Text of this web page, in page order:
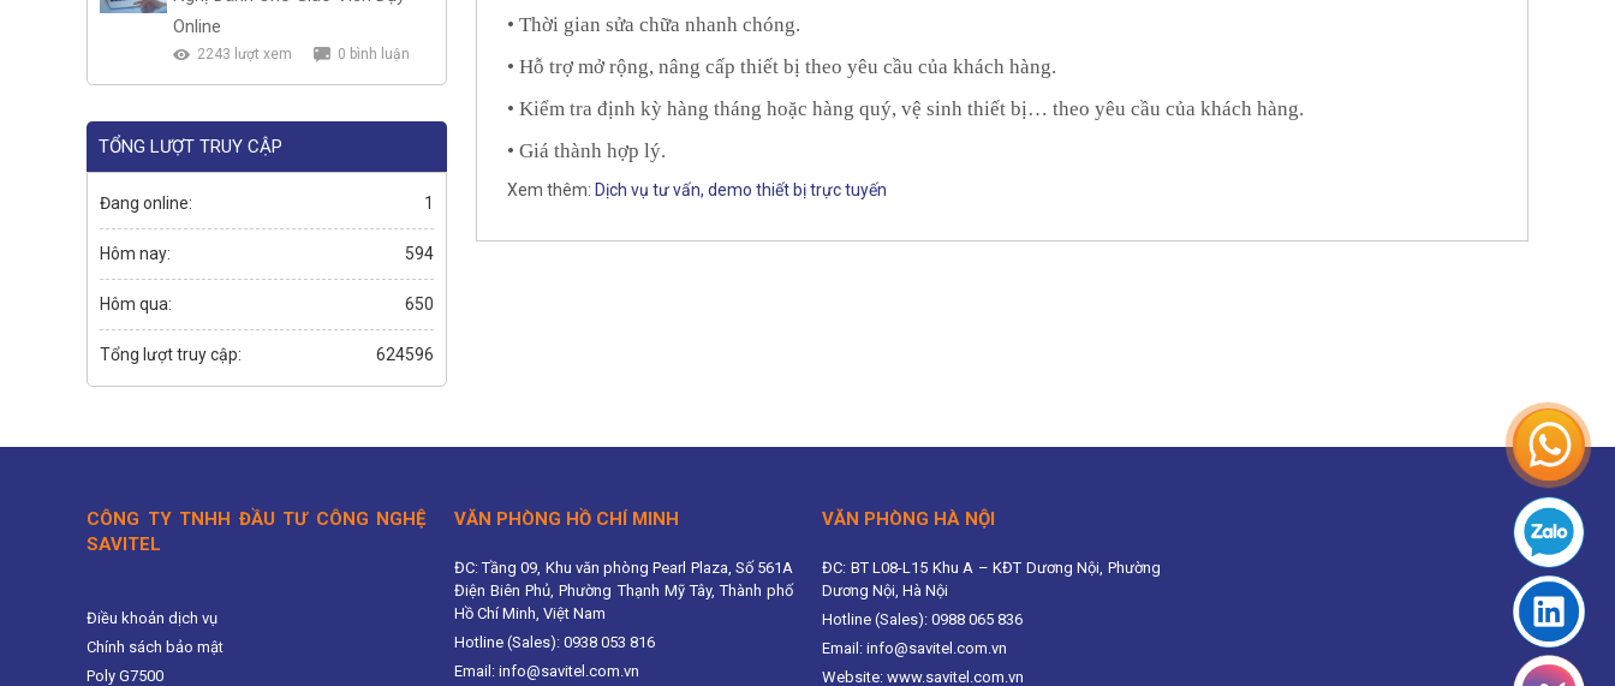
Online
2243 lượt xem 0 bình luận
TỔNG LƯỢT TRUY CẬP
Đang online: 1
Hôm nay: 594
Hôm qua: 650
Tổng lượt truy cập: 624596
• Thời gian sửa chữa nhanh chóng.
• Hỗ trợ mở rộng, nâng cấp thiết bị theo yêu cầu của khách hàng.
• Kiểm tra định kỳ hàng tháng hoặc hàng quý, vệ sinh thiết bị… theo yêu cầu của khách hàng.
• Giá thành hợp lý.
Xem thêm: Dịch vụ tư vấn, demo thiết bị trực tuyến
CÔNG TY TNHH ĐẦU TƯ CÔNG NGHỆ
SAVITEL
Điều khoản dịch vụ
Chính sách bảo mật
Poly G7500
VĂN PHÒNG HỒ CHÍ MINH
ĐC: Tầng 09, Khu văn phòng Pearl Plaza, Số 561A
Điện Biên Phủ, Phường Thạnh Mỹ Tây, Thành phố
Hồ Chí Minh, Việt Nam
Hotline (Sales): 0938 053 816
Email: info@savitel.com.vn
VĂN PHÒNG HÀ NỘI
ĐC: BT L08-L15 Khu A – KĐT Dương Nội, Phường
Dương Nội, Hà Nội
Hotline (Sales): 0988 065 836
Email: info@savitel.com.vn
Website: www.savitel.com.vn